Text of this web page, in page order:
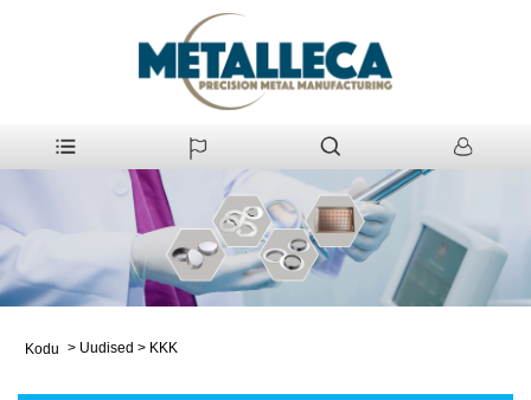
Kodu > Uudised > KKK